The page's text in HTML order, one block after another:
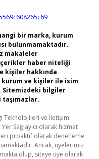
bir marka, kurum
bulunmamaktadır.
makaleler
haber niteliği
kişiler hakkında
kurum ve kişiler ile isim
Sitemizdeki bilgiler
Teknolojileri ve İletişim
Sağlayıcı olarak hizmet
proaktif olarak denetleme
Ancak, üyelerimiz
olup, siteye üye olarak